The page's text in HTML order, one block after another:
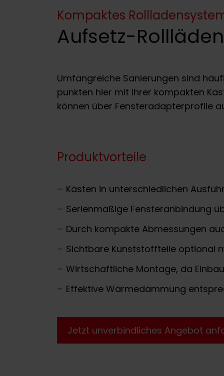
Kompaktes
Aufsetz-Rollläden
Umfangreiche Sanierungen sind
punkten hier mit ihrer kompakten
können über Fensteradapterprofile
Produktvorteile
Kästen in unterschiedlichen
Serienmäßige Fensteranbindung
Durch kompakte Abmessungen
Sichtbare Kunststoffteile optional
Wirtschaftliche Montage, da
Effektive Wärmedämmung
Jetzt unverbindliches Angebot